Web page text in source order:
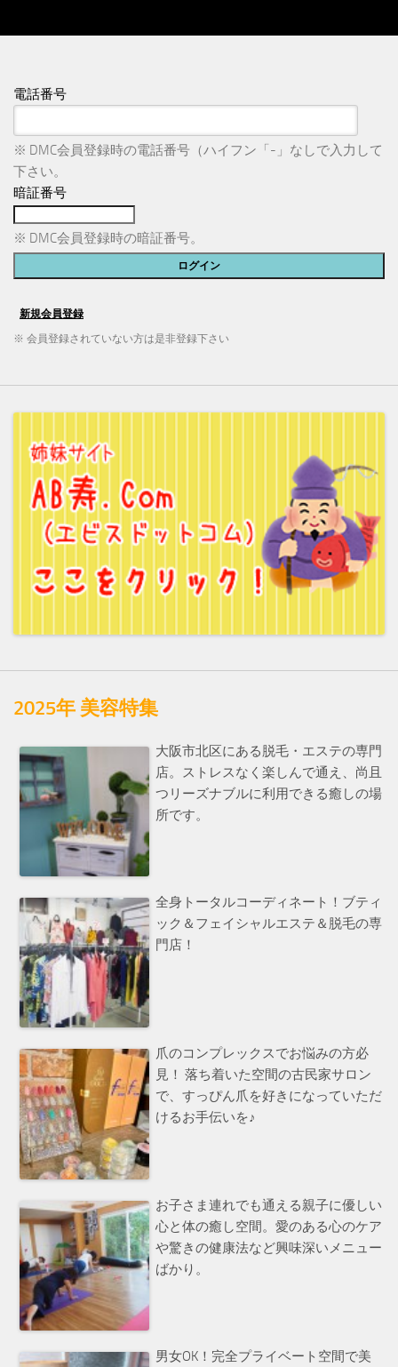
電話番号
※ DMC会員登録時の電話番号（ハイフン「-」なしで入力して
下さい。
暗証番号
※ DMC会員登録時の暗証番号。
※ 会員登録されていない方は是非登録下さい
2025年 美容特集
大阪市北区にある脱毛・エステの専門
店。ストレスなく楽しんで通え、尚且
つリーズナブルに利用できる癒しの場
所です。
全身トータルコーディネート！ブティ
ック＆フェイシャルエステ＆脱毛の専
門店！
爪のコンプレックスでお悩みの方必
見！ 落ち着いた空間の古民家サロン
で、すっぴん爪を好きになっていただ
けるお手伝いを♪
お子さま連れでも通える親子に優しい
心と体の癒し空間。愛のある心のケア
や驚きの健康法など興味深いメニュー
ばかり。
男女OK！完全プライベート空間で美